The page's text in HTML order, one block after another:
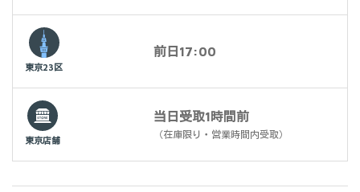
東京23区
前日17:00
東京店舗
当日受取1時間前
（在庫限り・営業時間内受取）